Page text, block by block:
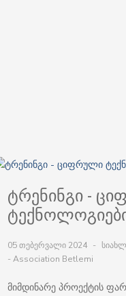
ტრენინგი -
05 თებერვალი 2024
- Association Betlemi
მიმდინარე პროექტის